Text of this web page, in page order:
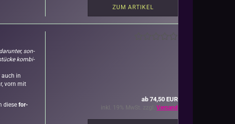
ZUM ARTIKEL
son­
kom­bi­
auch in
vorn mit
diese for­
ab 74,50 EUR
inkl. 19% MwSt. zzgl. Versand